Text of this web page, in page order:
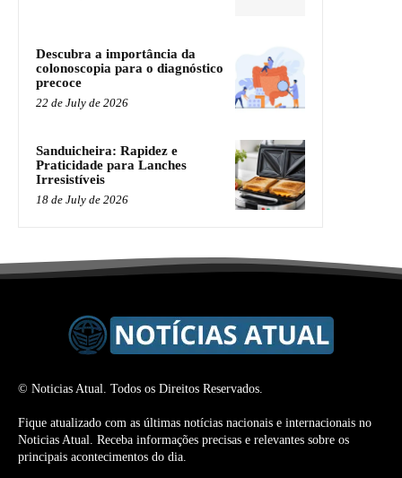
Descubra a importância da
colonoscopia para o diagnóstico
precoce
22 de July de 2026
Sanduicheira: Rapidez e
Praticidade para Lanches
Irresistíveis
18 de July de 2026
© Noticias Atual. Todos os Direitos Reservados.
Fique atualizado com as últimas notícias nacionais e internacionais no
Noticias Atual. Receba informações precisas e relevantes sobre os
principais acontecimentos do dia.